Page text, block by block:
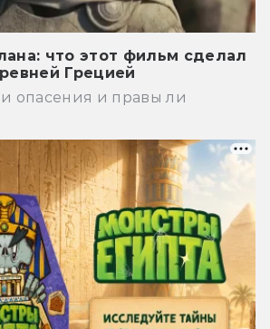
что этот фильм сделал
Грецией
опасения и правы ли